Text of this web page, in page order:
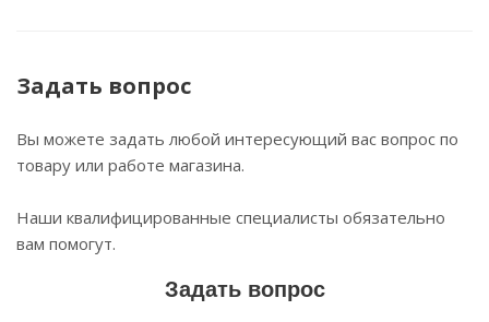
Задать вопрос
Вы можете задать любой интересующий вас вопрос по
товару или работе магазина.
Наши квалифицированные специалисты обязательно
вам помогут.
Задать вопрос